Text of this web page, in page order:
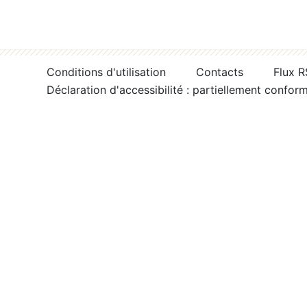
Conditions d'utilisation Contacts
Flux
Déclaration d'accessibilité : partiellement